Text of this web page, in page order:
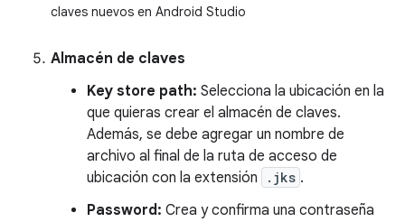
claves nuevos en Android Studio
Almacén de claves
Key store path: Selecciona la ubicación en la
que quieras crear el almacén de claves.
Además, se debe agregar un nombre de
archivo al final de la ruta de acceso de
ubicación con la extensión
.jks .
Password: Crea y confirma una contraseña